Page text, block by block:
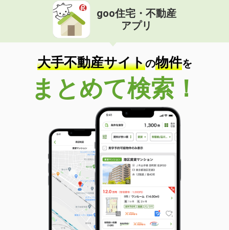
鹿児島県鹿児島市春山町
価 格
住 所
土地面積 334m²
goo住宅・不動産
アプリ
大手不動産サイトの物件を
まとめて検索！